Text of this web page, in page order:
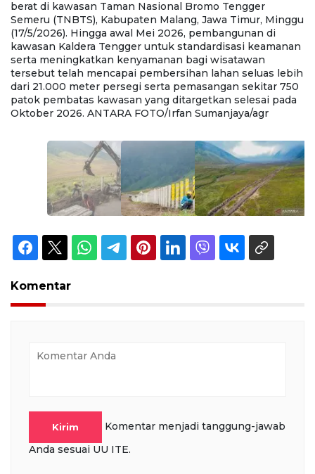
berat di kawasan Taman Nasional Bromo Tengger
Semeru (TNBTS), Kabupaten Malang, Jawa Timur, Minggu
(17/5/2026). Hingga awal Mei 2026, pembangunan di
kawasan Kaldera Tengger untuk standardisasi keamanan
serta meningkatkan kenyamanan bagi wisatawan
tersebut telah mencapai pembersihan lahan seluas lebih
dari 21.000 meter persegi serta pemasangan sekitar 750
patok pembatas kawasan yang ditargetkan selesai pada
Oktober 2026. ANTARA FOTO/Irfan Sumanjaya/agr
Komentar
Kirim
Komentar menjadi tanggung-jawab
Anda sesuai UU ITE.